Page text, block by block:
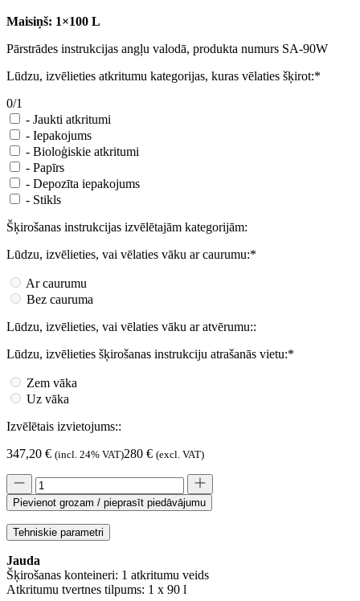
Maisiņš: 1×100 L
Pārstrādes instrukcijas angļu valodā, produkta numurs SA-90W
Lūdzu, izvēlieties atkritumu kategorijas, kuras vēlaties šķirot:*
0/1
- Jaukti atkritumi
- Iepakojums
- Bioloģiskie atkritumi
- Papīrs
- Depozīta iepakojums
- Stikls
Šķirošanas instrukcijas izvēlētajām kategorijām:
Lūdzu, izvēlieties, vai vēlaties vāku ar caurumu:*
Ar caurumu
Bez cauruma
Lūdzu, izvēlieties, vai vēlaties vāku ar atvērumu::
Lūdzu, izvēlieties šķirošanas instrukciju atrašanās vietu:*
Zem vāka
Uz vāka
Izvēlētais izvietojums::
347,20 € (incl. 24% VAT)280 € (excl. VAT)
Pievienot grozam / pieprasīt piedāvājumu
Tehniskie parametri
Jauda
Šķirošanas konteineri: 1 atkritumu veids
Atkritumu tvertnes tilpums: 1 x 90 l